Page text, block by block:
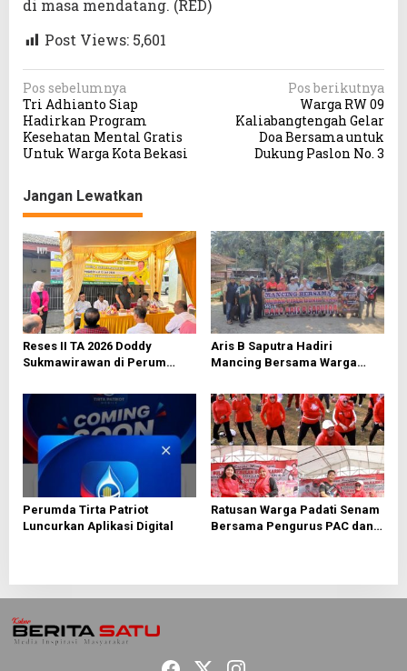
di masa mendatang. (RED)
Post Views: 5,601
N
a
v
i
g
a
s
i
p
o
s
Pos sebelumnya
Tri Adhianto Siap
Hadirkan Program
Kesehatan Mental Gratis
Untuk Warga Kota Bekasi
Pos berikutnya
Warga RW 09
Kaliabangtengah Gelar
Doa Bersama untuk
Dukung Paslon No. 3
Jangan Lewatkan
Reses II TA 2026 Doddy
Sukmawirawan di Perum
Usulkan Sarana Infrastruktur
Aris B Saputra Hadiri
Mancing Bersama Warga
dan Warga Perum
Metropolitan di Cipeundeuy
Perumda Tirta Patriot
Luncurkan Aplikasi Digital
Ratusan Warga Padati Senam
Bersama Pengurus PAC dan